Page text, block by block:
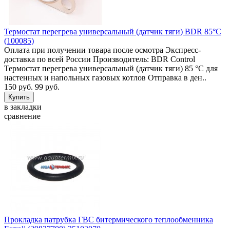
Термостат перегрева универсальный (датчик тяги) BDR 85°C
(100085)
Оплата при получении товара после осмотра Экспресс-
доставка по всей России Производитель: BDR Control
Термостат перегрева универсальный (датчик тяги) 85 °C для
настенных и напольных газовых котлов Отправка в ден..
150 руб. 99 руб.
в закладки
сравнение
Прокладка патрубка ГВС битермического теплообменника